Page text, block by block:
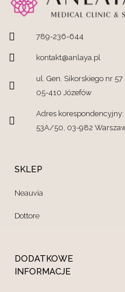
789-236-644
kontakt@anlaya.pl
ul. Gen. Sikorskiego nr 57
05-410 Józefów
Adres
53A/50, 03-982
SKLEP
Neauvia
Dottore
DODATKOWE
INFORMACJE